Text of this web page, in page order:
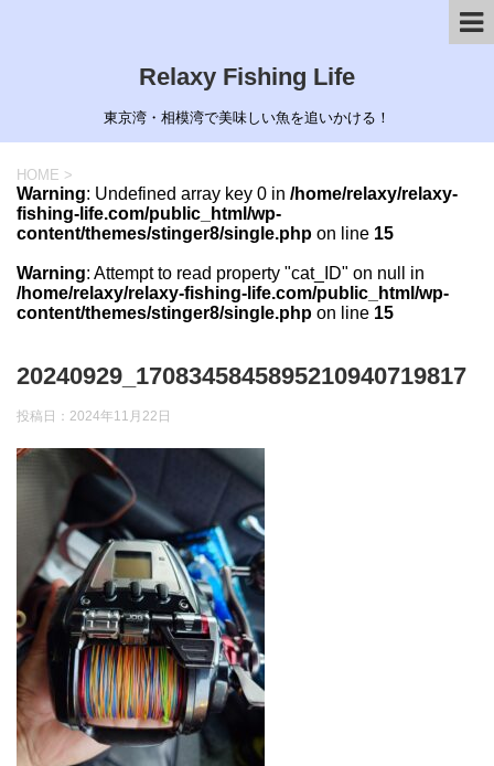
Relaxy Fishing Life
東京湾・相模湾で美味しい魚を追いかける！
HOME >
Warning: Undefined array key 0 in /home/relaxy/relaxy-
fishing-life.com/public_html/wp-
content/themes/stinger8/single.php on line 15
Warning: Attempt to read property "cat_ID" on null in
/home/relaxy/relaxy-fishing-life.com/public_html/wp-
content/themes/stinger8/single.php on line 15
20240929_1708345845895210940719817
投稿日： 2024年11月22日